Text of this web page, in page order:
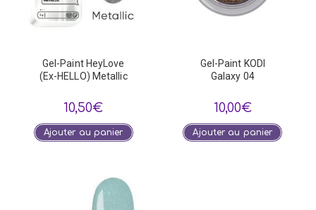
Gel-Paint HeyLove
(Ex-HELLO) Metallic
10,50€
Ajouter au panier
Gel-Paint KODI
Galaxy 04
10,00€
Ajouter au panier